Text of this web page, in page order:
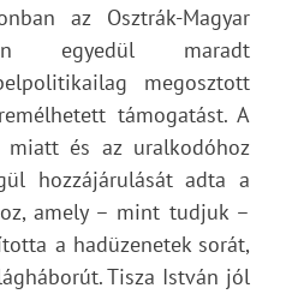
az Osztrák-Magyar
egyedül maradt
megosztott
támogatást. A
miatt és az uralkodóhoz
hozzájárulását adta a
amely – mint tudjuk –
a hadüzenetek sorát,
Tisza István jól